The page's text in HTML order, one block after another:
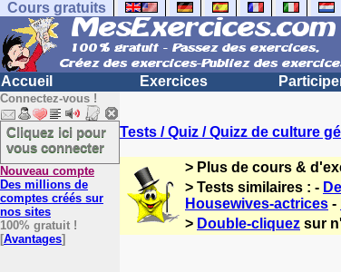
Cours gratuits
Accueil Exercices
Connectez-vous !
Cliquez ici pour
vous connecter
Nouveau compte
Des millions de
comptes créés sur
nos sites
100% gratuit !
[Avantages]
Tests / Quiz / Quizz de culture
> Plus de cours &
> Tests similaires : -
Housewives-actrices -
> Double-cliquez sur